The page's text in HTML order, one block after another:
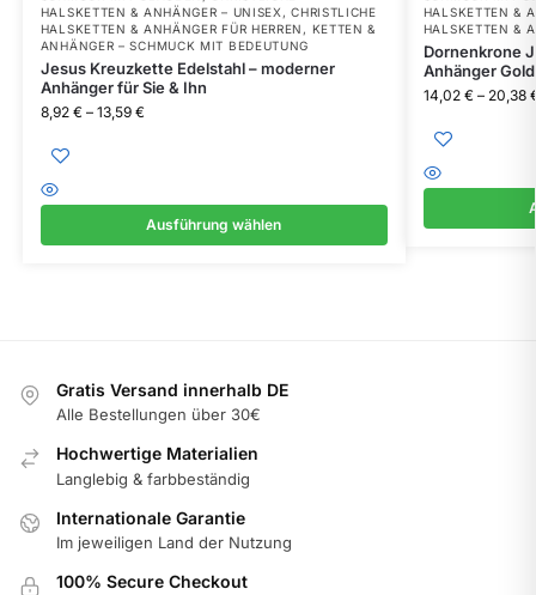
HALSKETTEN & ANHÄNGER – UNISEX ,CHRISTLICHE
HALSKETTEN & ANHÄNGER FÜR HERREN , KETTEN &
ANHÄNGER – SCHMUCK MIT BEDEUTUNG
Jesus Kreuzkette Edelstahl – moderner
Anhänger für Sie & Ihn
8,92 € – 13,59 €
Ausführung wählen
HALSKETTEN &
HALSKETTEN &
Dornenkrone
Anhänger
14,02 € – 20,38
Gratis Versand innerhalb DE
Alle Bestellungen über 30€
Hochwertige Materialien
Langlebig & farbbeständig
Internationale Garantie
Im jeweiligen Land der Nutzung
100% Secure Checkout